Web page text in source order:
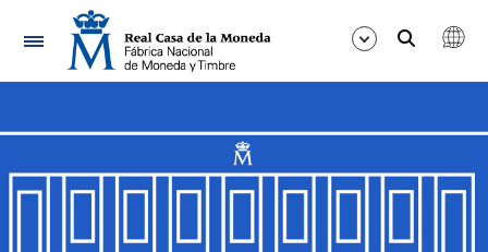
Navigation
Show/Hide